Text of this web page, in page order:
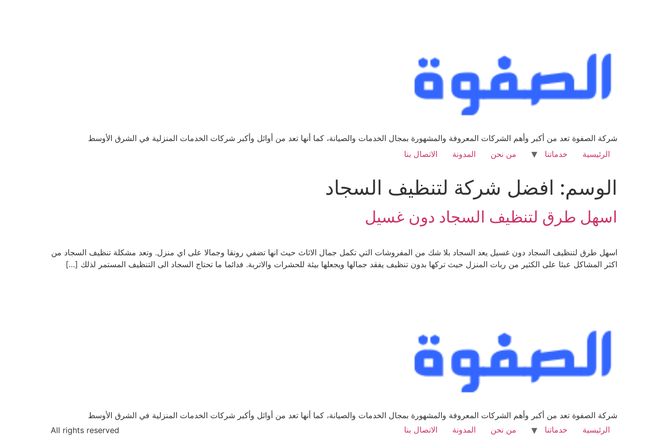
شركة الصفوة تعد من أكبر وأهم الشركات المعروفة والمشهورة بمجال الخدمات والصيانة، كما أنها تعد من أوائل وأكبر شركات الخدمات المنزلية في الشرق الأوسط
الرئيسية
خدماتنا من نحن المدونة الاتصال بنا
الوسم: افضل شركة لتنظيف السجاد
اسهل طرق لتنظيف السجاد دون غسيل
اسهل طرق لتنظيف السجاد دون غسيل يعد السجاد بلا شك من المفروشات التي تكمل جمال الاثاث حيث انها تضفي رونقا وجمالا على اي منزل. وتعد مشكلة تنظيف السجاد من
اكثر المشاكل عبئا على الكثير من ربات المنزل حيث تركها بدون تنظيف يفقد جمالها ويجعلها بيئة للحشرات والاتربة. فدائما ما تحتاج السجاد الى التنظيف المستمر لذلك […]
شركة الصفوة تعد من أكبر وأهم الشركات المعروفة والمشهورة بمجال الخدمات والصيانة، كما أنها تعد من أوائل وأكبر شركات الخدمات المنزلية في الشرق الأوسط
الرئيسية
خدماتنا من نحن المدونة الاتصال بنا All rights reserved